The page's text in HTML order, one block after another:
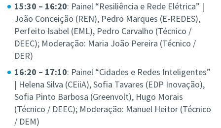
15:30 – 16:20: Painel “Resiliência e Rede Elétrica” |
João Conceição (REN), Pedro Marques (E-REDES),
Perfeito Isabel (EML), Pedro Carvalho (Técnico /
DEEC); Moderação: Maria João Pereira (Técnico /
DER)
16:20 – 17:10: Painel “Cidades e Redes Inteligentes”
| Helena Silva (CEiiA), Sofia Tavares (EDP Inovação),
Sofia Pinto Barbosa (Greenvolt), Hugo Morais
(Técnico / DEEC); Moderação: Manuel Heitor (Técnico
/ DEM)